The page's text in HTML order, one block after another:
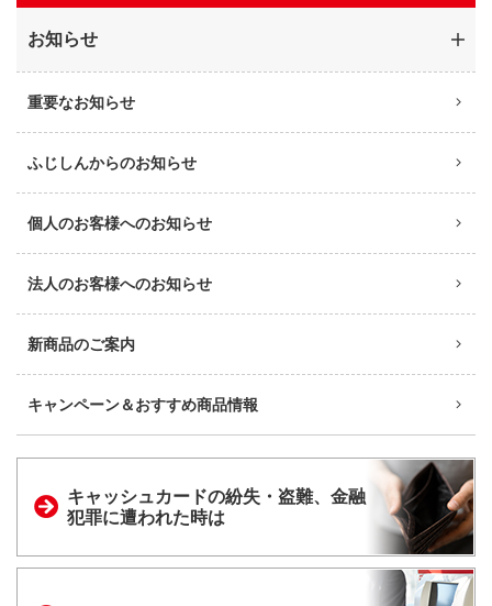
お知らせ
重要なお知らせ
ふじしんからのお知らせ
個人のお客様へのお知らせ
法人のお客様へのお知らせ
新商品のご案内
キャンペーン＆おすすめ商品情報
キャッシュカードの紛失・盗難、金融
犯罪に遭われた時は